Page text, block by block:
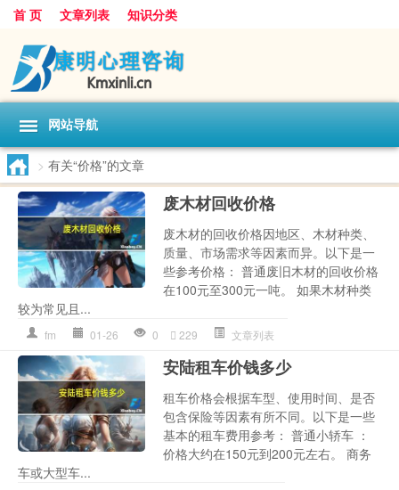
首 页 文章列表 知识分类
网站导航
> 有关“价格”的文章
废木材回收价格
废木材的回收价格因地区、木材种类、
质量、市场需求等因素而异。以下是一
些参考价格： 普通废旧木材的回收价格
在100元至300元一吨。 如果木材种类
较为常见且...
fm 01-26 0 229 文章列表
安陆租车价钱多少
租车价格会根据车型、使用时间、是否
包含保险等因素有所不同。以下是一些
基本的租车费用参考： 普通小轿车 ：
价格大约在150元到200元左右。 商务
车或大型车...